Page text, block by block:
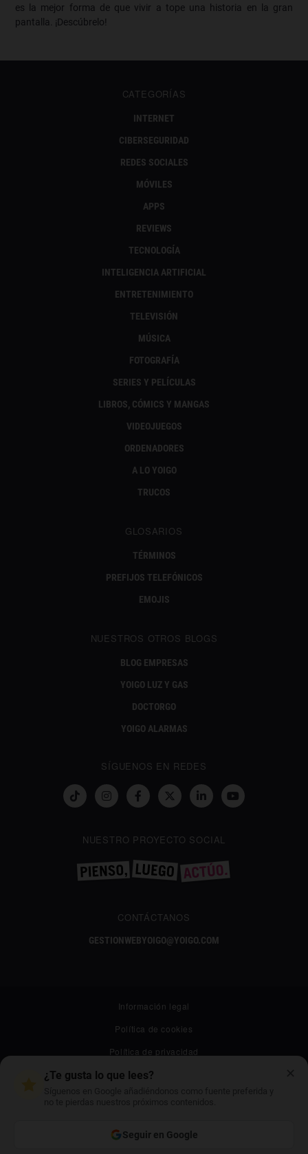
es la mejor forma de que vivir a tope una historia en la gran
pantalla. ¡Descúbrelo!
CATEGORÍAS
INTERNET
CIBERSEGURIDAD
REDES SOCIALES
MÓVILES
APPS
REVIEWS
TECNOLOGÍA
INTELIGENCIA ARTIFICIAL
ENTRETENIMIENTO
TELEVISIÓN
MÚSICA
FOTOGRAFÍA
SERIES Y PELÍCULAS
LIBROS, CÓMICS Y MANGAS
VIDEOJUEGOS
ORDENADORES
A LO YOIGO
TRUCOS
GLOSARIOS
TÉRMINOS
PREFIJOS TELEFÓNICOS
EMOJIS
NUESTROS OTROS BLOGS
BLOG EMPRESAS
YOIGO LUZ Y GAS
DOCTORGO
YOIGO ALARMAS
SÍGUENOS EN REDES
NUESTRO PROYECTO SOCIAL
CONTÁCTANOS
GESTIONWEBYOIGO@YOIGO.COM
Información legal
Política de cookies
Política de privacidad
Canal ético
Contacto
¿Te gusta lo que lees?
Seguir en Google